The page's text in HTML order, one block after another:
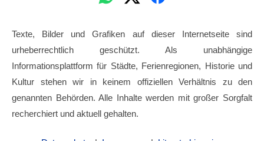
Texte, Bilder und Grafiken auf dieser Internetseite sind
urheberrechtlich geschützt. Als unabhängige
Informationsplattform für Städte, Ferienregionen, Historie und
Kultur stehen wir in keinem offiziellen Verhältnis zu den
genannten Behörden. Alle Inhalte werden mit großer Sorgfalt
recherchiert und aktuell gehalten.